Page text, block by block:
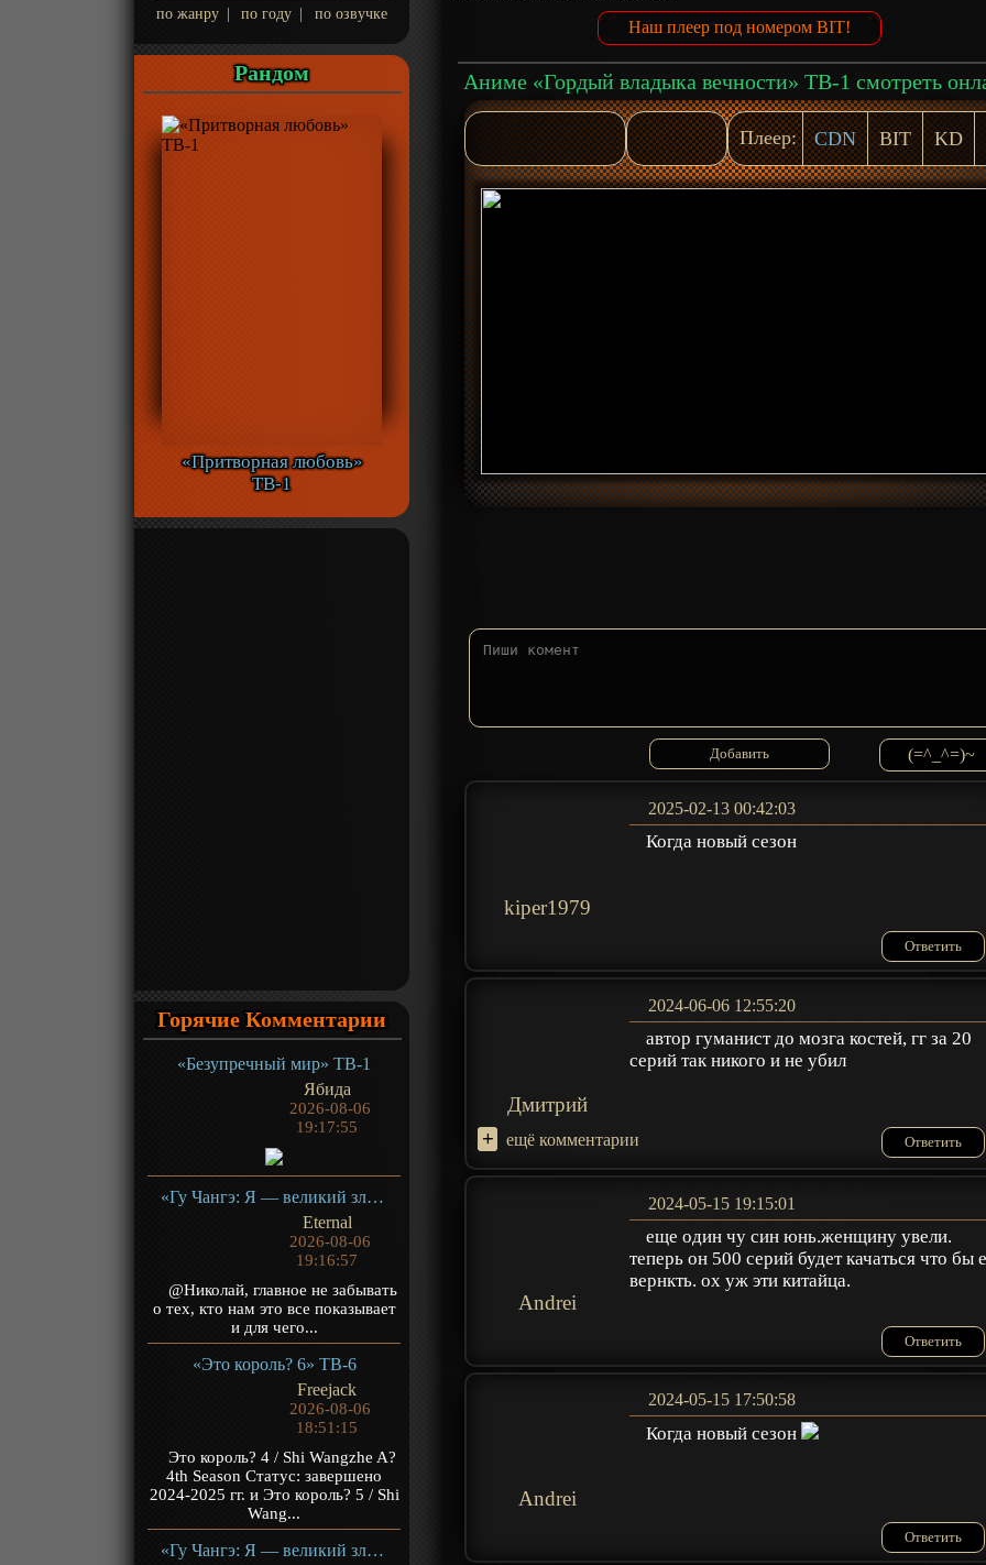
по жанру по году по озвучке
Рандом
«Притворная любовь»
ТВ-1
Горячие Комментарии
«Безупречный мир» ТВ-1
Ябида
2026-08-06
19:17:55
«Гу Чангэ: Я — великий злодей Небесной Судьбы» ТВ-1
Eternal
2026-08-06
19:16:57
@Николай, главное не забывать
о тех, кто нам это все показывает
и для чего...
«Это король? 6» ТВ-6
Freejack
2026-08-06
18:51:15
Это король? 4 / Shi Wangzhe A?
4th Season Статус: завершено
2024-2025 гг. и Это король? 5 / Shi
Wang...
«Гу Чангэ: Я — великий злодей Небесной Судьбы» ТВ-1
Наш плеер под номером BIT!
Аниме «Гордый владыка вечности» ТВ-1 смотреть
Плеер: CDN BIT KD
(=^_^=)~
kiper1979
2025-02-13 00:42:03
Когда новый сезон
Ответить
Дмитрий
2024-06-06 12:55:20
автор гуманист до мозга костей, гг за 20
серий так никого и не убил
+ ещё комментарии Ответить
Andrei
2024-05-15 19:15:01
еще один чу син юнь.женщину увели.
теперь он 500 серий будет качаться что бы
вернкть. ох уж эти китайца.
Ответить
Andrei
2024-05-15 17:50:58
Когда новый сезон
Ответить